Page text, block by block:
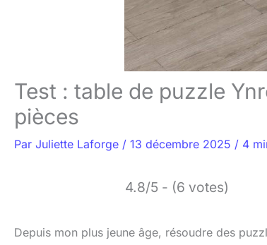
Test : table de puzzle
pièces
Par Juliette Laforge / 13 décembre 2025 / 4
4.8/5 - (6 votes)
Depuis mon plus jeune âge, résoudre des